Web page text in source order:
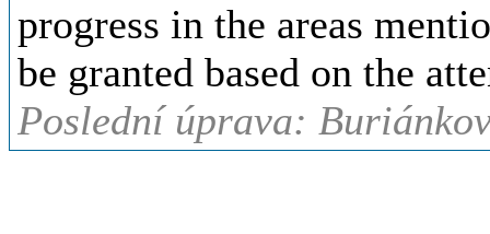
progress in the areas
be granted based on the
Poslední úprava: